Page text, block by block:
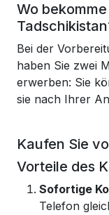
Wo
Bei der
haben Sie zwei
erwerben: Sie
sie nach Ihrer
Kaufen Sie
Vorteile des
Sofortige
Telefon